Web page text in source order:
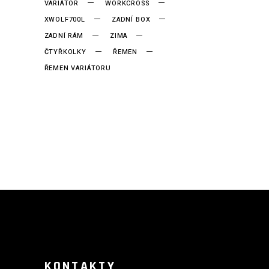
VARIÁTOR
WORKCROSS
XWOLF700L
ZADNÍ BOX
ZADNÍ RÁM
ZIMA
ČTYŘKOLKY
ŘEMEN
ŘEMEN VARIÁTORU